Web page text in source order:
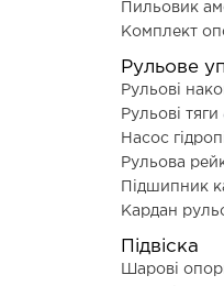
Пильовик
Комплект
Рульове
Рульові
Рульові тяги
Насос
Рульова
Підшипник
Кардан
Підвіска
Шарові